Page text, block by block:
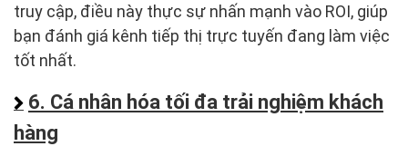
truy cập, điều này thực sự nhấn mạnh vào ROI, giúp
bạn đánh giá kênh tiếp thị trực tuyến đang làm việc
tốt nhất.
6. Cá nhân hóa tối đa trải nghiệm khách
hàng